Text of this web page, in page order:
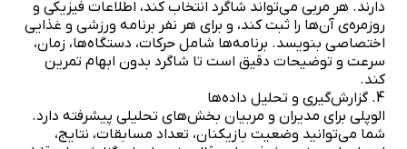
دارند. هر مربی می‌تواند شاگرد انتخاب کند، اطلاعات فیزیکی و
روزمره‌ی آن‌ها را ثبت کند، و برای هر نفر برنامه ورزشی و غذایی
اختصاصی بنویسد. برنامه‌ها شامل حرکات، دستگاه‌ها، زمان،
سرعت و توضیحات دقیق است تا شاگرد بدون ابهام تمرین
کند.
4. گزارش‌گیری و تحلیل داده‌ها
الوپلی برای مدیران و مربیان بخش‌های تحلیلی پیشرفته دارد.
شما می‌توانید وضعیت بازیکنان، تعداد مسابقات، نتایج،